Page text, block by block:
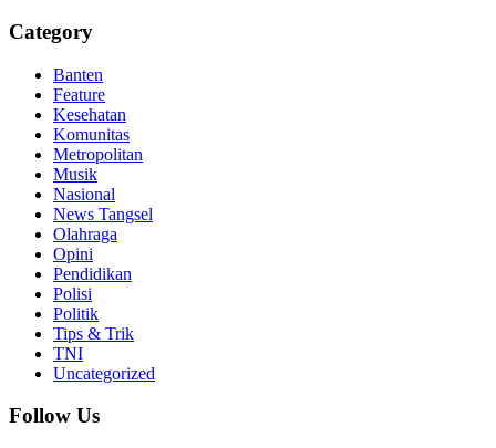
Category
Banten
Feature
Kesehatan
Komunitas
Metropolitan
Musik
Nasional
News Tangsel
Olahraga
Opini
Pendidikan
Polisi
Politik
Tips & Trik
TNI
Uncategorized
Follow Us